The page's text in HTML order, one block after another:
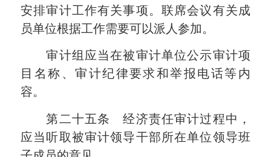
安排审计工作有关事项。联席会议有关成
员单位根据工作需要可以派人参加。
审计组应当在被审计单位公示审计项
目名称、审计纪律要求和举报电话等内
容。
第二十五条 经济责任审计过程中，
应当听取被审计领导干部所在单位领导班